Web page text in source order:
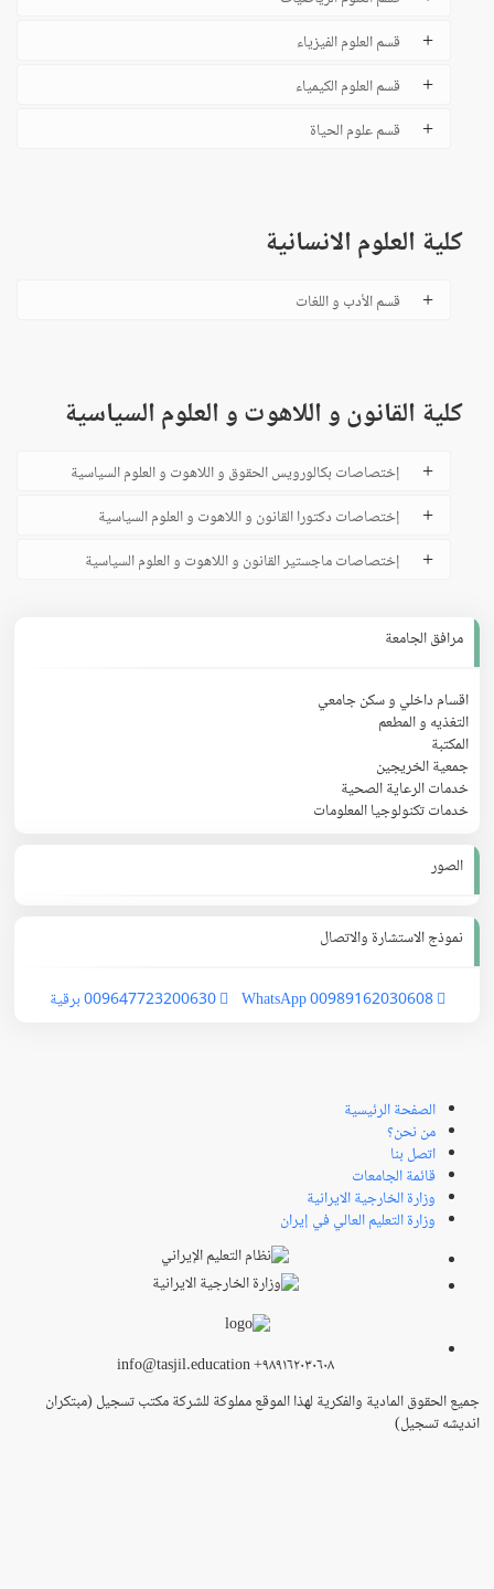
قسم العلوم الفيزياء
قسم العلوم الكيمياء
قسم علوم الحياة
كلية العلوم الانسانية
قسم الأدب و اللغات
كلية القانون و اللاهوت و العلوم السياسية
إختصاصات بكالورويس الحقوق و اللاهوت و العلوم السياسية
إختصاصات دكتورا القانون و اللاهوت و العلوم السياسية
إختصاصات ماجستير القانون و اللاهوت و العلوم السياسية
مرافق الجامعة
اقسام داخلي و سكن جامعي
التغذيه و المطعم
المكتبة
جمعية الخريجين
خدمات الرعاية الصحية
خدمات تكنولوجيا المعلومات
الصور
نموذج الاستشارة والاتصال
الصفحة الرئيسية
من نحن؟
اتصل بنا
قائمة الجامعات
وزارة الخارجية الايرانية
وزارة التعليم العالي في إيران
info@tasjil.education +۹۸۹۱۶۲۰۳۰۶۰۸
جميع الحقوق المادية والفكرية لهذا الموقع مملوكة للشركة مكتب تسجيل (مبتکران
اندیشه تسجیل)